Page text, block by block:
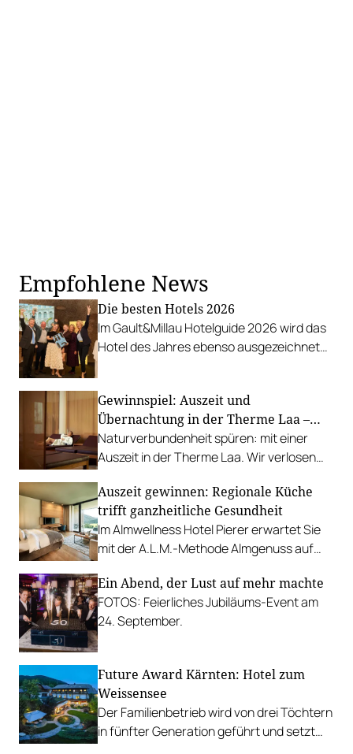
Empfohlene News
Die besten Hotels 2026
Im Gault&Millau Hotelguide 2026 wird das
Hotel des Jahres ebenso ausgezeichnet
Gewinnspiel: Auszeit und
Übernachtung in der Therme Laa –
Hotel & Silent Spa
Naturverbundenheit spüren: mit einer
Auszeit in der Therme Laa. Wir verlosen
4* Superior Hotel inkl. einem Tag im
Premium Day Spa SILENT SPA.
Auszeit gewinnen: Regionale Küche
trifft ganzheitliche Gesundheit
Im Almwellness Hotel Pierer erwartet Sie
mit der A.L.M.-Methode Almgenuss auf
für zwei Personen inkl. Halbpension.
Ein Abend, der Lust auf mehr machte
FOTOS: Feierliches Jubiläums-Event am
24. September.
Future Award Kärnten: Hotel zum
Weissensee
Der Familienbetrieb wird von drei Töchtern
in fünfter Generation geführt und setzt